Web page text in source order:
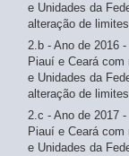
e Unidades da
alteração de
2.b - Ano de 2016
Piauí e Ceará com
e Unidades da
alteração de
2.c - Ano de 2017
Piauí e Ceará com
e Unidades da